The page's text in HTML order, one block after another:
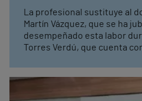
La profesional sustituye al
Martín Vázquez, que se ha
desempeñado esta labor
Torres Verdú, que cuenta
cargo con el objetivo de
hospital y de mantener y
estándares de atención y